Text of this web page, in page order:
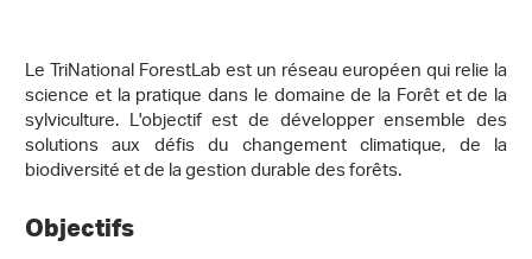
Le TriNational ForestLab est un réseau européen qui relie la
science et la pratique dans le domaine de la Forêt et de la
sylviculture. L'objectif est de développer ensemble des
solutions aux défis du changement climatique, de la
biodiversité et de la gestion durable des forêts.
Objectifs